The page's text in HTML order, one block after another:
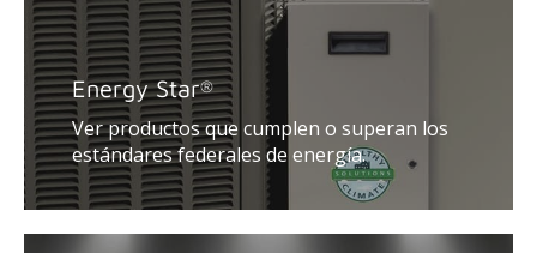
Energy Star®
Ver productos que cumplen o superan los
estándares federales de energía.